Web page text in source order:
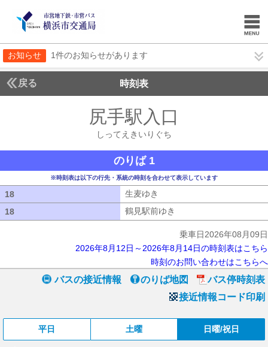
お知らせ 1件のお知らせがあります
戻る 時刻表
尻手駅入口
しってえきいりぐち
のりば 1
※時刻表は以下の行先・系統の時刻を合わせて表示しています
18 生麦ゆき
18
鶴見駅前ゆき
乗車日2026年08月09日
2026年8月12日～2026年8月14日の時刻表はこちら
時刻のお問い合わせはこちらへ
バスの接近情報 のりば地図
バス停時刻表
接近情報コード印刷
平日 土曜 日曜/祝日